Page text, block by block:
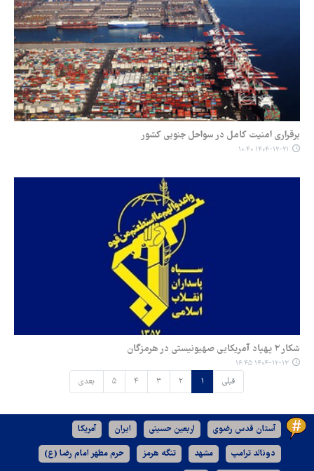
برقراری امنیت کامل در سواحل جنوبی کشور
۱۴۰۴-۱۲-۲۱ ۱۰:۴۰
شکار ۲ پهپاد آمریکایی صهیونیستی در هرمزگان
۱۴۰۴-۱۲-۱۳ ۱۶:۴۵
قبلی ۱ ۲ ۳ ۴ ۵ بعدی
آستان قدس رضوی اربعین حسینی ایران آمریکا
دونالد ترامپ مشهد تنگه هرمز حرم مطهر امام رضا (ع)